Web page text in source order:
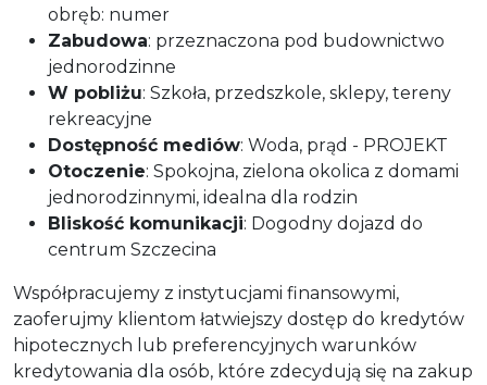
obręb: numer
Zabudowa: przeznaczona pod budownictwo
jednorodzinne
W pobliżu: Szkoła, przedszkole, sklepy, tereny
rekreacyjne
Dostępność mediów: Woda, prąd - PROJEKT
Otoczenie: Spokojna, zielona okolica z domami
jednorodzinnymi, idealna dla rodzin
Bliskość komunikacji: Dogodny dojazd do
centrum Szczecina
Współpracujemy z instytucjami finansowymi,
zaoferujmy klientom łatwiejszy dostęp do kredytów
hipotecznych lub preferencyjnych warunków
kredytowania dla osób, które zdecydują się na zakup